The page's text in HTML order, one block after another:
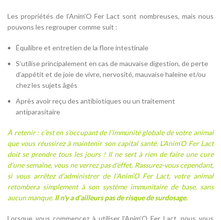
Les propriétés de l’Anim’O Fer Lact sont nombreuses, mais nous
pouvons les regrouper comme suit :
Équilibre et entretien de la flore intestinale
S’utilise principalement en cas de mauvaise digestion, de perte
d’appétit et de joie de vivre, nervosité, mauvaise haleine et/ou
chez les sujets âgés
Après avoir reçu des antibiotiques ou un traitement
antiparasitaire
À retenir : c’est en s’occupant de l’immunité globale de votre animal
que vous réussirez à maintenir son capital santé. L’Anim’O Fer Lact
doit se prendre tous les jours ! Il ne sert à rien de faire une cure
d’une semaine, vous ne verrez pas d’effet. Rassurez-vous cependant,
si vous arrêtez d’administrer de l’Anim’O Fer Lact, votre animal
retombera simplement à son système immunitaire de base, sans
aucun manque. Il n’y a d’ailleurs pas de risque de surdosage.
Lorsque vous commencez à utiliser l’Anim’O Fer Lact, nous vous